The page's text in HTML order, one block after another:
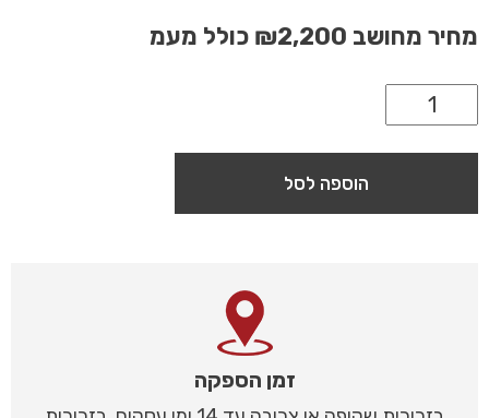
מחיר מחושב ₪2,200 כולל מעמ
הוספה לסל
זמן הספקה